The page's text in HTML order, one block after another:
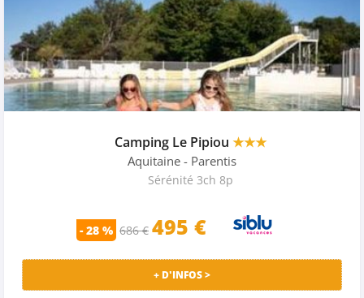
Camping Le Pipiou ★★★
Aquitaine - Parentis
Sérénité 3ch 8p
- 28 % 686 € 495 €
+ D'INFOS >